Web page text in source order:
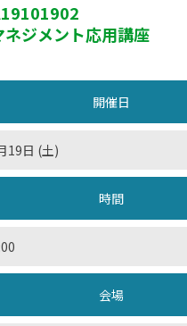
ネジメント応用講座
開催日
19日 (土)
時間
会場